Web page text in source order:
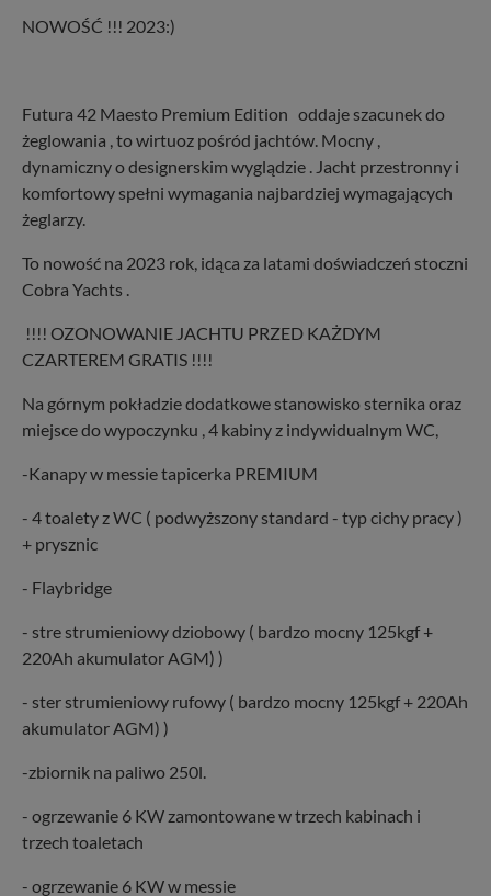
NOWOŚĆ !!! 2023:)
Futura 42 Maesto Premium Edition oddaje szacunek do
żeglowania , to wirtuoz pośród jachtów. Mocny ,
dynamiczny o designerskim wyglądzie . Jacht przestronny i
komfortowy spełni wymagania najbardziej wymagających
żeglarzy.
To nowość na 2023 rok, idąca za latami doświadczeń stoczni
Cobra Yachts .
!!!! OZONOWANIE JACHTU PRZED KAŻDYM
CZARTEREM GRATIS !!!!
Na górnym pokładzie dodatkowe stanowisko sternika oraz
miejsce do wypoczynku , 4 kabiny z indywidualnym WC,
-Kanapy w messie tapicerka PREMIUM
- 4 toalety z WC ( podwyższony standard - typ cichy pracy )
+ prysznic
- Flaybridge
- stre strumieniowy dziobowy ( bardzo mocny 125kgf +
220Ah akumulator AGM) )
- ster strumieniowy rufowy ( bardzo mocny 125kgf + 220Ah
akumulator AGM) )
-zbiornik na paliwo 250l.
- ogrzewanie 6 KW zamontowane w trzech kabinach i
trzech toaletach
- ogrzewanie 6 KW w messie